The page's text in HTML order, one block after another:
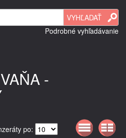
Podrobné vyhľadávanie
-
po: